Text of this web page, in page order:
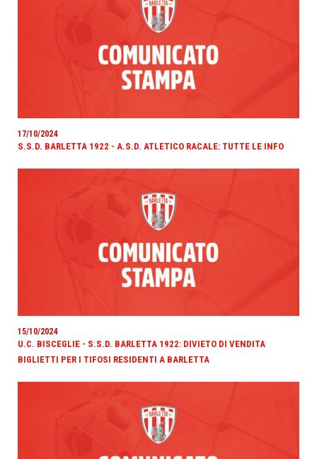
17/10/2024
S.S.D. BARLETTA 1922 - A.S.D. ATLETICO RACALE: TUTTE LE INFO
15/10/2024
U.C. BISCEGLIE - S.S.D. BARLETTA 1922: DIVIETO DI VENDITA
BIGLIETTI PER I TIFOSI RESIDENTI A BARLETTA